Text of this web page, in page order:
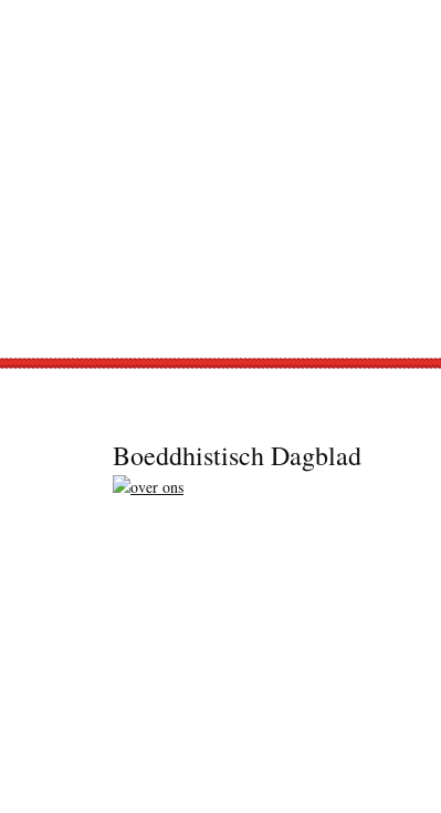
Boeddhistisch Dagblad